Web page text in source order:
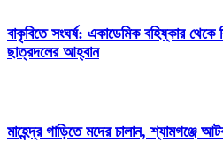
বাকৃবিতে সংঘর্ষ: একাডেমিক বহিষ্কার
ছাত্রদলের আহ্বান
মাহেন্দ্র গাড়িতে মদের চালান, শ্যামগঞ্জে